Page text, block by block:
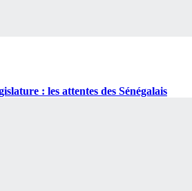
: les attentes des Sénégalais